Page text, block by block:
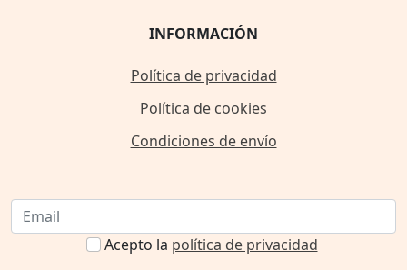
INFORMACIÓN
Política de privacidad
Política de cookies
Condiciones de envío
Acepto la política de privacidad